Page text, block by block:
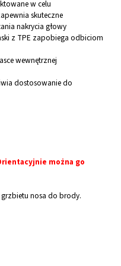
w celu
skuteczne
nakrycia głowy
z TPE zapobiega odbiciom
wewnętrznej
dostosowanie do
można go
nosa do brody.